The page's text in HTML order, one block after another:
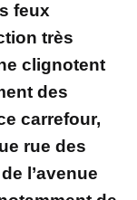
feux
très
clignotent
des
carrefour,
rue des
l’avenue